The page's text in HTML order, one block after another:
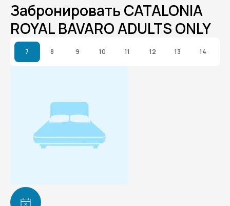
Забронировать CATALONIA
ROYAL BAVARO ADULTS ONLY
7 8 9 10 11 12 13 14